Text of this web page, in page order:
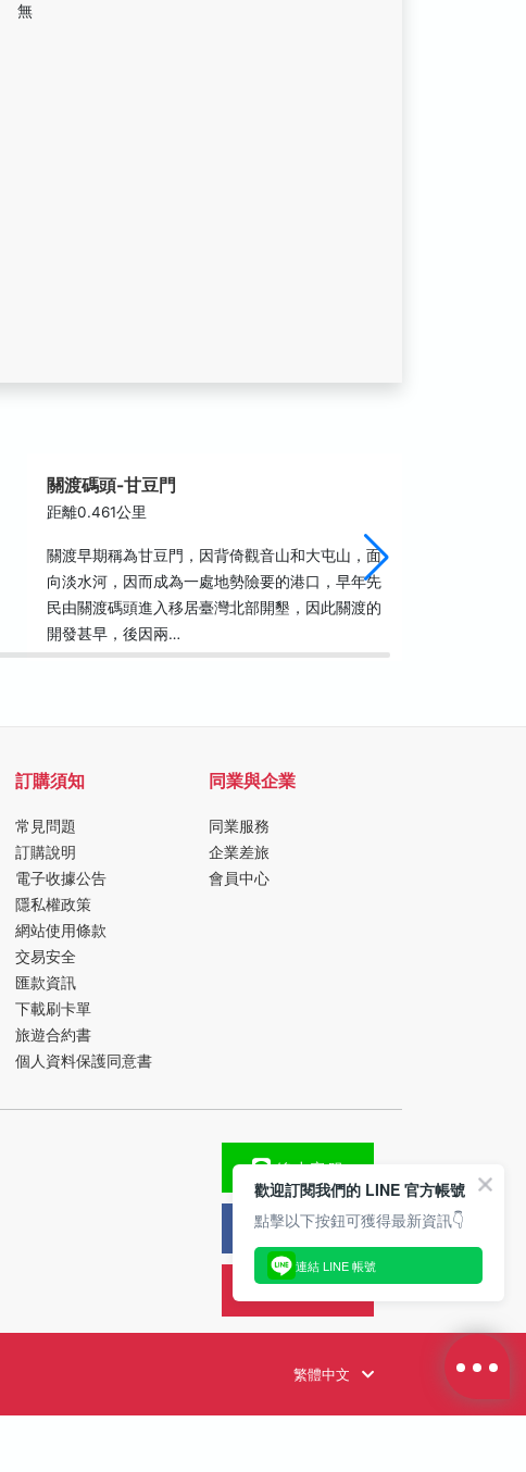
無
關渡碼頭-甘豆門
距離0.461公里
關渡早期稱為甘豆門，因背倚觀音山和大屯山，面
向淡水河，因而成為一處地勢險要的港口，早年先
民由關渡碼頭進入移居臺灣北部開墾，因此關渡的
開發甚早，後因兩…
訂購須知
常見問題
訂購說明
電子收據公告
隱私權政策
網站使用條款
交易安全
匯款資訊
下載刷卡單
旅遊合約書
個人資料保護同意書
同業與企業
同業服務
企業差旅
會員中心
線上客服
FB粉絲團
繁體中文
歡迎訂閱我們的 LINE 官方帳號
點擊以下按鈕可獲得最新資訊👇
連結 LINE 帳號